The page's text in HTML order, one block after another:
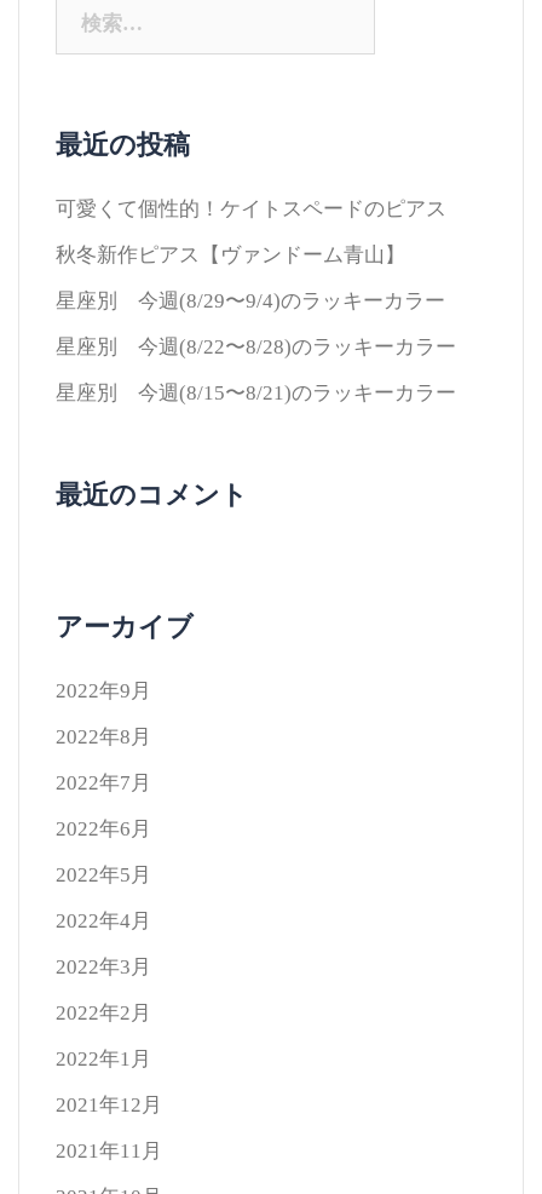
最近の投稿
可愛くて個性的！ケイトスペードのピアス
秋冬新作ピアス【ヴァンドーム青山】
星座別 今週(8/29〜9/4)のラッキーカラー
星座別 今週(8/22〜8/28)のラッキーカラー
星座別 今週(8/15〜8/21)のラッキーカラー
最近のコメント
アーカイブ
2022年9月
2022年8月
2022年7月
2022年6月
2022年5月
2022年4月
2022年3月
2022年2月
2022年1月
2021年12月
2021年11月